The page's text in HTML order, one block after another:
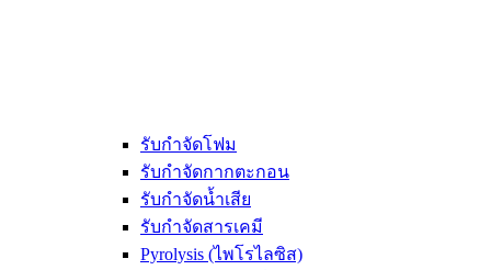
รับกำจัดโฟม
รับกำจัดกากตะกอน
รับกำจัดน้ำเสีย
รับกำจัดสารเคมี
Pyrolysis (ไพโรไลซิส)